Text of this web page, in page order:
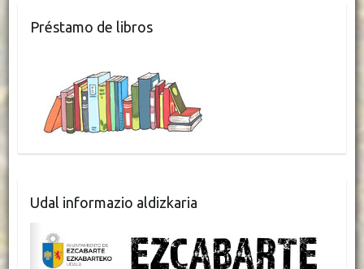
Préstamo de libros
Udal informazio aldizkaria